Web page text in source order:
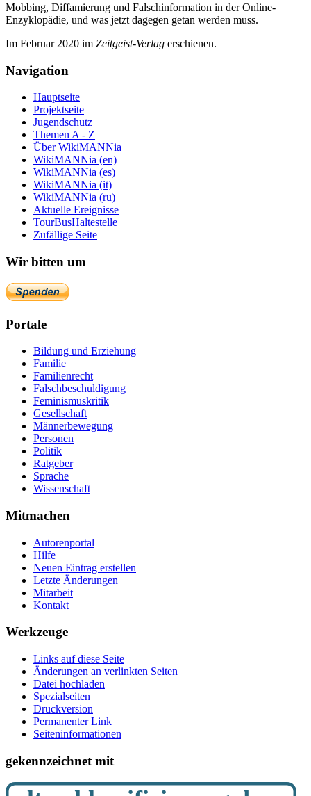
Mobbing, Diffamierung und Falsch­information in der Online-
Enzyklo­pädie, und was jetzt da­gegen getan werden muss.
Im Februar 2020 im Zeit­geist-Verlag erschienen.
Navigation
Hauptseite
Projektseite
Jugendschutz
Themen A - Z
Über WikiMANNia
WikiMANNia (en)
WikiMANNia (es)
WikiMANNia (it)
WikiMANNia (ru)
Aktuelle Ereignisse
TourBusHaltestelle
Zufällige Seite
Wir bitten um
Portale
Bildung und Erziehung
Familie
Familienrecht
Falschbeschuldigung
Feminismuskritik
Gesellschaft
Männerbewegung
Personen
Politik
Ratgeber
Sprache
Wissenschaft
Mitmachen
Autorenportal
Hilfe
Neuen Eintrag erstellen
Letzte Änderungen
Mitarbeit
Kontakt
Werkzeuge
Links auf diese Seite
Änderungen an verlinkten Seiten
Datei hochladen
Spezialseiten
Druckversion
Permanenter Link
Seiten­­informationen
gekennzeichnet mit